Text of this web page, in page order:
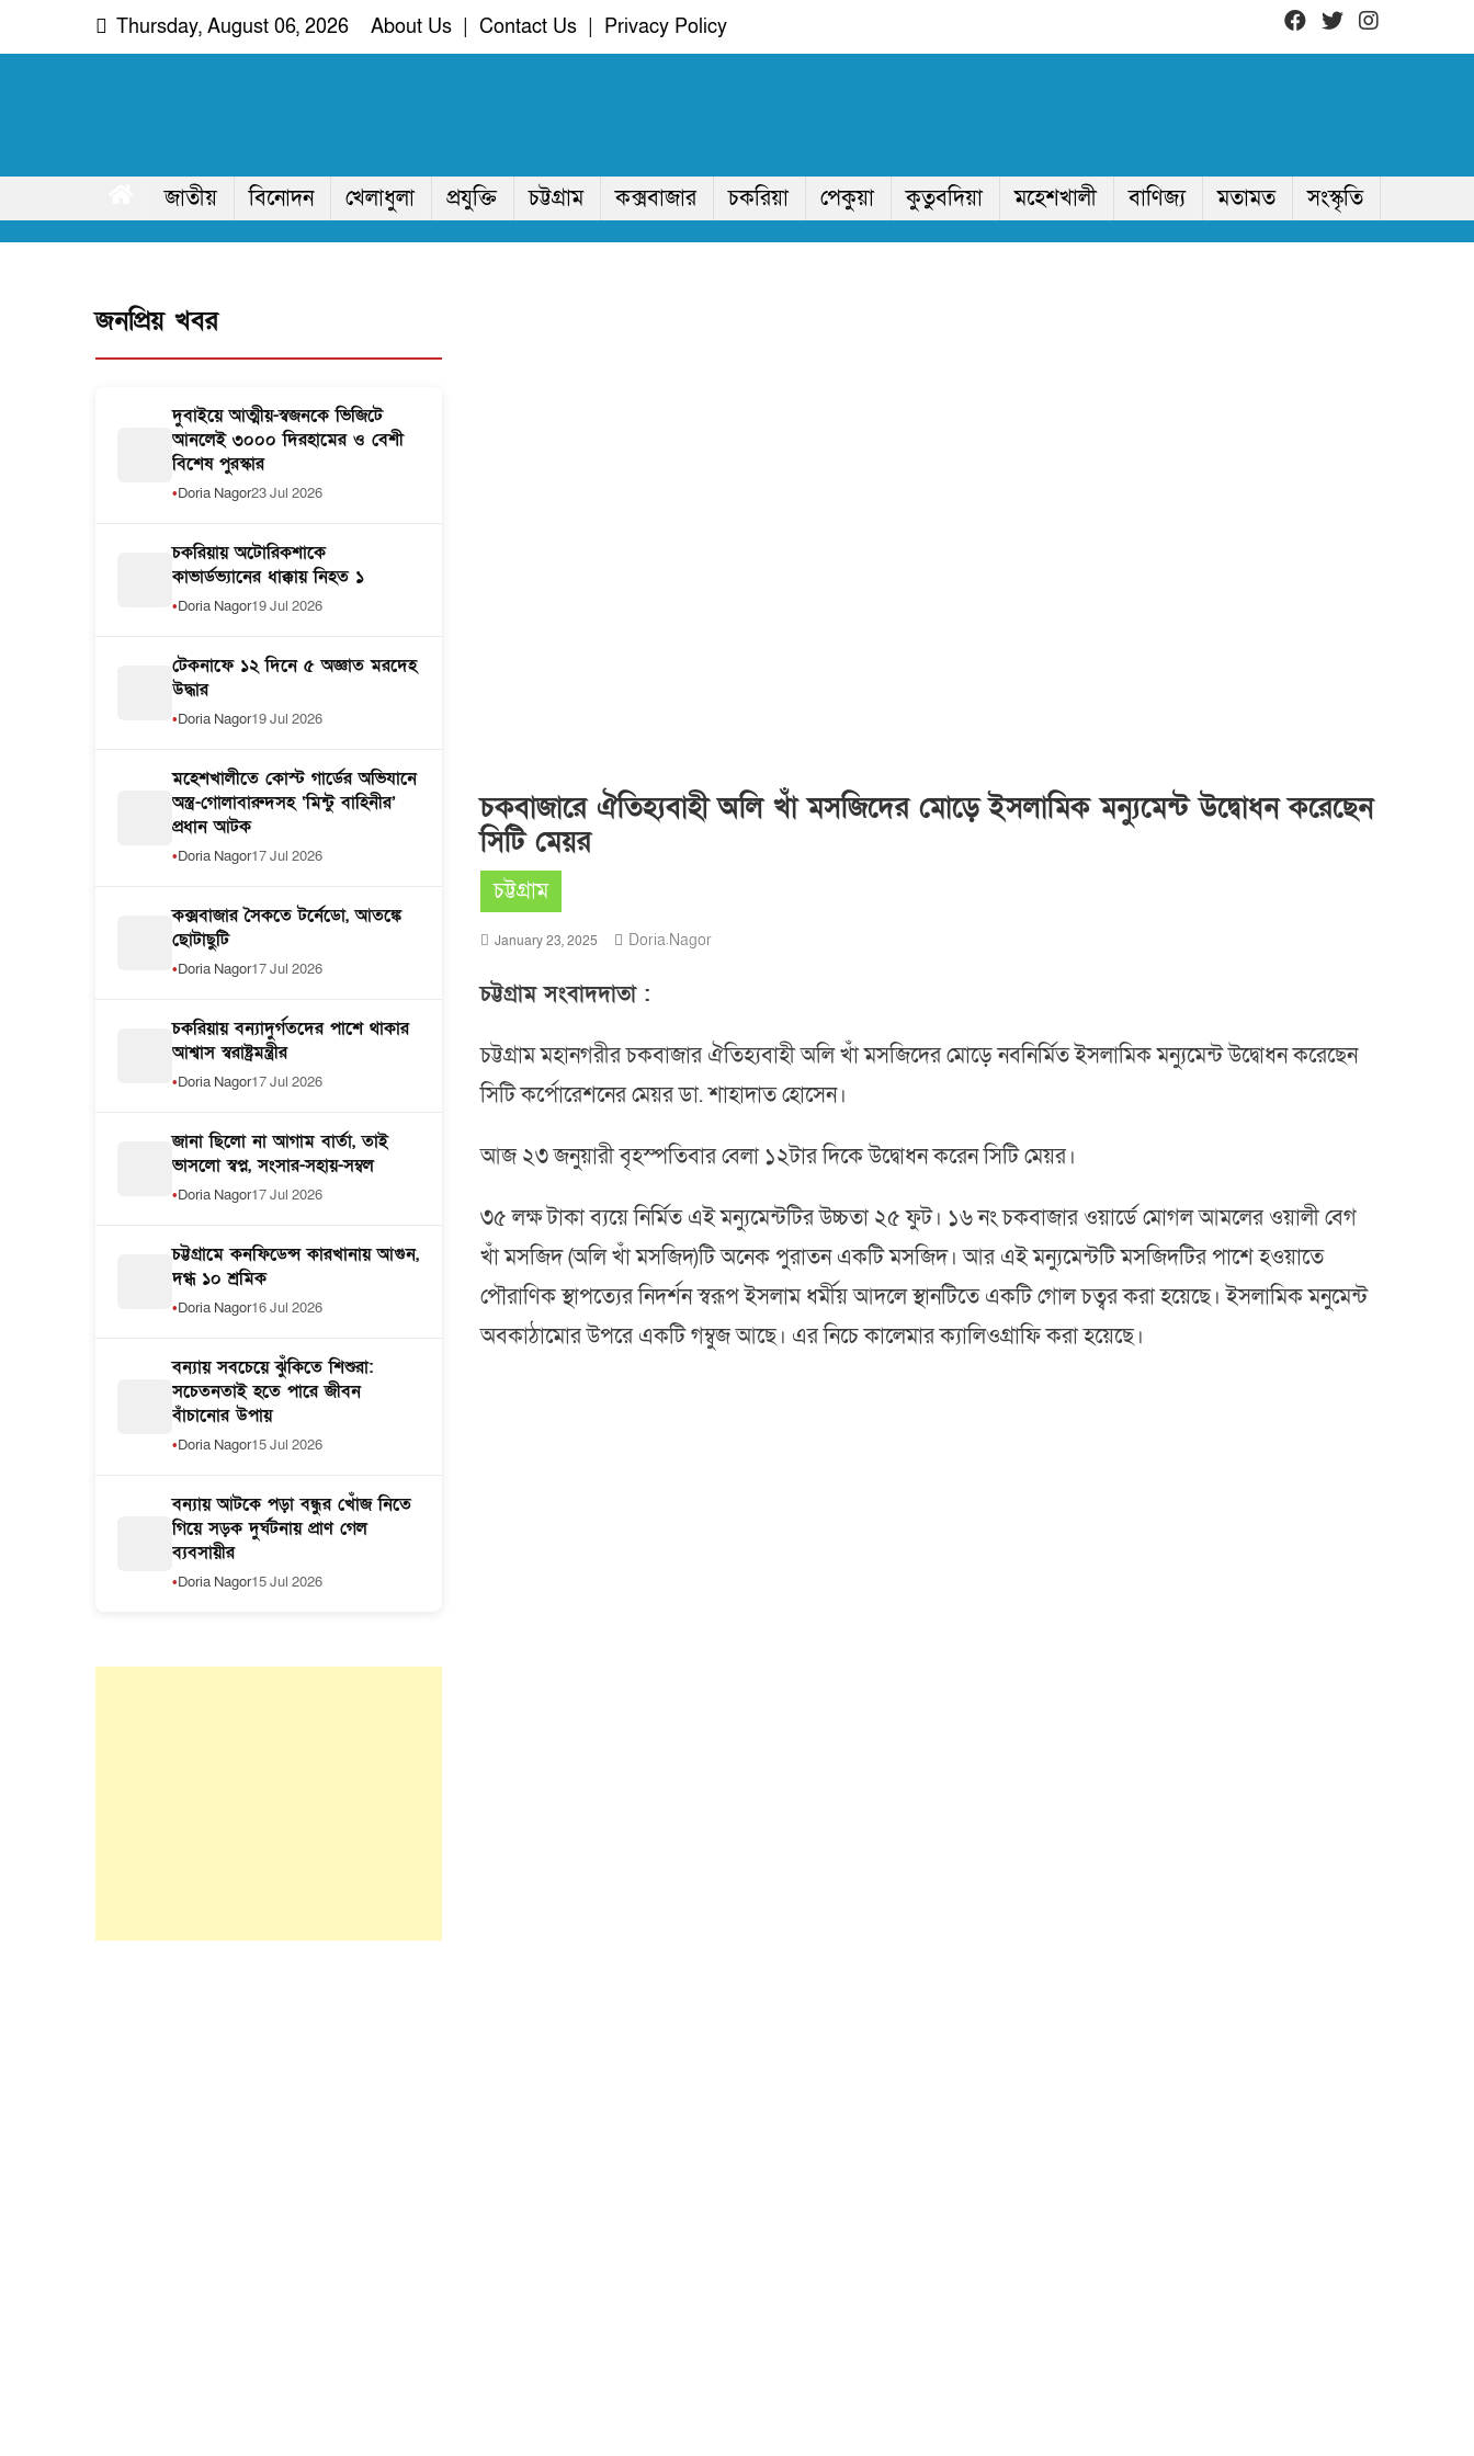
Thursday, August 06, 2026 About Us Contact Us Privacy Policy
দরিয়া নগর
অদৃশ্য খবরের আপোষহীন সত্য
জাতীয়
বিনোদন খেলাধুলা প্রযুক্তি চট্টগ্রাম কক্সবাজার চকরিয়া পেকুয়া কুতুবদিয়া মহেশখালী বাণিজ্য মতামত সংস্কৃতি
চকবাজারে ঐতিহ্যবাহী অলি খাঁ মসজিদের মোড়ে ইসলামিক মন্যুমেন্ট উদ্বোধন করেছেন
সিটি মেয়র
চট্টগ্রাম
January 23, 2025 Doria.nagor
চট্টগ্রাম সংবাদদাতা :
চট্টগ্রাম মহানগরীর চকবাজার ঐতিহ্যবাহী অলি খাঁ মসজিদের মোড়ে নবনির্মিত ইসলামিক মন্যুমেন্ট উদ্বোধন করেছেন
সিটি কর্পোরেশনের মেয়র ডা. শাহাদাত হোসেন।
আজ ২৩ জনুয়ারী বৃহস্পতিবার বেলা ১২টার দিকে উদ্বোধন করেন সিটি মেয়র।
৩৫ লক্ষ টাকা ব্যয়ে নির্মিত এই মন্যুমেন্টটির উচ্চতা ২৫ ফুট। ১৬ নং চকবাজার ওয়ার্ডে মোগল আমলের ওয়ালী বেগ
খাঁ মসজিদ (অলি খাঁ মসজিদ)টি অনেক পুরাতন একটি মসজিদ। আর এই মন্যুমেন্টটি মসজিদটির পাশে হওয়াতে
পৌরাণিক স্থাপত্যের নিদর্শন স্বরূপ ইসলাম ধর্মীয় আদলে স্থানটিতে একটি গোল চত্বর করা হয়েছে। ইসলামিক মনুমেন্ট
অবকাঠামোর উপরে একটি গম্বুজ আছে। এর নিচে কালেমার ক্যালিওগ্রাফি করা হয়েছে।
জনপ্রিয় খবর
দুবাইয়ে আত্মীয়-স্বজনকে ভিজিটে
আনলেই ৩০০০ দিরহামের ও বেশী
বিশেষ পুরস্কার
Doria Nagor23 Jul 2026
চকরিয়ায় অটোরিকশাকে
কাভার্ডভ্যানের ধাক্কায় নিহত ১
Doria Nagor19 Jul 2026
টেকনাফে ১২ দিনে ৫ অজ্ঞাত মরদেহ
উদ্ধার
Doria Nagor19 Jul 2026
মহেশখালীতে কোস্ট গার্ডের অভিযানে
অস্ত্র-গোলাবারুদসহ ‘মিন্টু বাহিনীর’
প্রধান আটক
Doria Nagor17 Jul 2026
কক্সবাজার সৈকতে টর্নেডো, আতঙ্কে
ছোটাছুটি
Doria Nagor17 Jul 2026
চকরিয়ায় বন্যাদুর্গতদের পাশে থাকার
আশ্বাস স্বরাষ্ট্রমন্ত্রীর
Doria Nagor17 Jul 2026
জানা ছিলো না আগাম বার্তা, তাই
ভাসলো স্বপ্ন, সংসার-সহায়-সম্বল
Doria Nagor17 Jul 2026
চট্টগ্রামে কনফিডেন্স কারখানায় আগুন,
দগ্ধ ১০ শ্রমিক
Doria Nagor16 Jul 2026
বন্যায় সবচেয়ে ঝুঁকিতে শিশুরা:
সচেতনতাই হতে পারে জীবন
বাঁচানোর উপায়
Doria Nagor15 Jul 2026
বন্যায় আটকে পড়া বন্ধুর খোঁজ নিতে
গিয়ে সড়ক দুর্ঘটনায় প্রাণ গেল
ব্যবসায়ীর
Doria Nagor15 Jul 2026